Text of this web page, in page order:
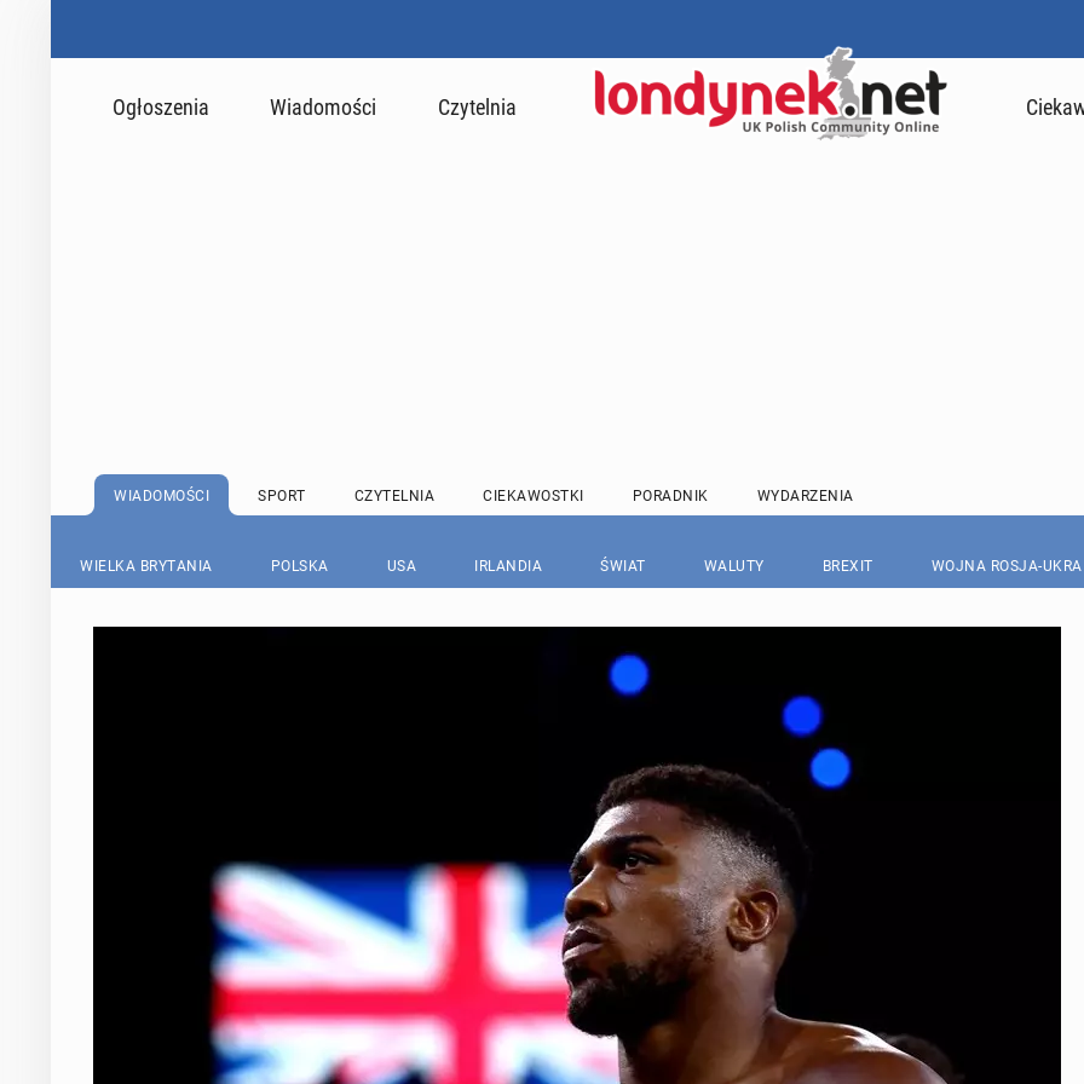
Ogłoszenia Wiadomości Czytelnia
WIADOMOŚCI SPORT CZYTELNIA CIEKAWOSTKI PORADNIK WYDARZENIA
WIELKA BRYTANIA POLSKA USA IRLANDIA ŚWIAT WALUTY BREXIT WOJNA ROSJA-